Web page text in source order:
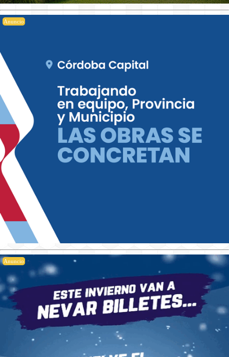
Anuncio
Anuncio